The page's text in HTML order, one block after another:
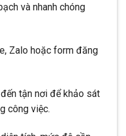
và nhanh chóng
Zalo hoặc form đăng
tận nơi để khảo sát
công việc.